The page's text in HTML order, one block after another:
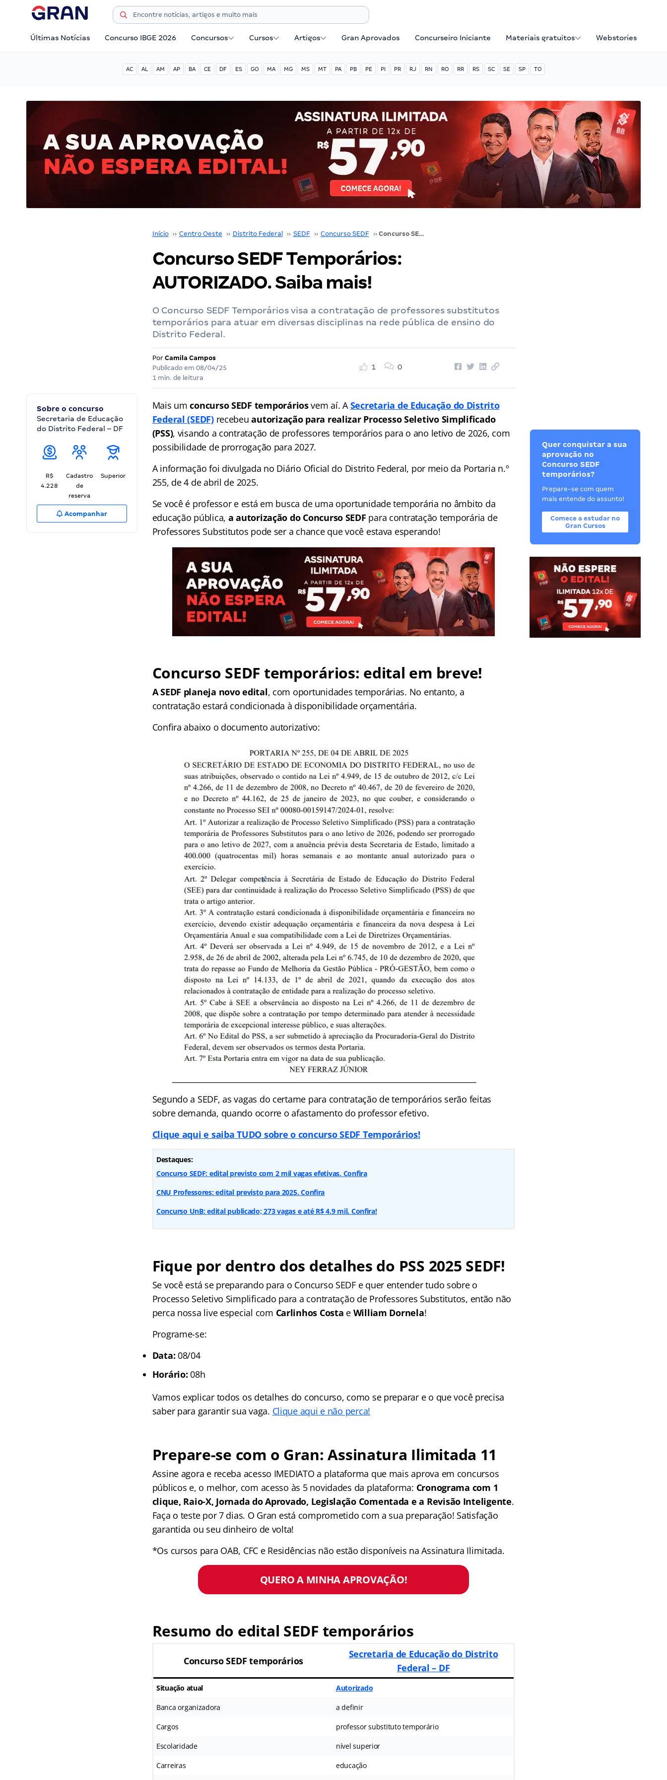
Últimas Notícias Concurso IBGE 2026 Concursos Cursos Artigos Gran Aprovados Concurseiro Iniciante Materiais gratuitos Webstories
AC AL AM AP BA CE DF ES GO MA MG MS MT PA PB PE PI PR RJ RN RO RR RS SC SE SP TO
Início ›› Centro Oeste ›› Distrito Federal ›› SEDF ›› Concurso SEDF ›› Concurso SEDF Temporários: AUTORIZADO. Saiba mais!
Concurso SEDF Temporários:
AUTORIZADO. Saiba mais!
O Concurso SEDF Temporários visa a contratação de professores substitutos
temporários para atuar em diversas disciplinas na rede pública de ensino do
Distrito Federal.
Por Camila Campos
Publicado em 08/04/25
1 min. de leitura
1 0
Sobre o concurso
Secretaria de Educação
do Distrito Federal – DF
R$
4.228
Cadastro
de
reserva
Superior
Acompanhar
Mais umconcurso SEDF temporáriosvem aí. ASecretaria de Educação do Distrito
Federal (SEDF)recebeu autorização para realizar Processo Seletivo Simplificado
(PSS), visando a contratação de professores temporários para o ano letivo de 2026, com
possibilidade de prorrogação para 2027.
A informação foi divulgada no Diário Oficial do Distrito Federal, por meio da Portaria n.º
255, de 4 de abril de 2025.
Se você é professor e está em busca de uma oportunidade temporária no âmbito da
educação pública, a autorização do Concurso SEDF para contratação temporária de
Professores Substitutos pode ser a chance que você estava esperando!
Concurso SEDF temporários: edital em breve!
A SEDF planeja novo edital, com oportunidades temporárias. No entanto, a
contratação estará condicionada à disponibilidade orçamentária.
Confira abaixo o documento autorizativo:
Segundo a SEDF, as vagas do certame para contratação de temporários serão feitas
sobre demanda, quando ocorre o afastamento do professor efetivo.
Clique aqui e saiba TUDO sobre o concurso SEDF Temporários!
Destaques:
Concurso SEDF: edital previsto com 2 mil vagas efetivas. Confira
CNU Professores: edital previsto para 2025. Confira
Concurso UnB: edital publicado; 273 vagas e até R$ 4.9 mil. Confira!
Fique por dentro dos detalhes do PSS 2025 SEDF!
Se você está se preparando para o Concurso SEDF e quer entender tudo sobre o
Processo Seletivo Simplificado para a contratação de Professores Substitutos, então não
perca nossa live especial com Carlinhos Costa e William Dornela!
Programe-se:
Data: 08/04
Horário: 08h
Vamos explicar todos os detalhes do concurso, como se preparar e o que você precisa
saber para garantir sua vaga. Clique aqui e não perca!
Prepare-se com o Gran: Assinatura Ilimitada 11
Assine agora e receba acesso IMEDIATO a plataforma que mais aprova em concursos
públicos e, o melhor, com acesso às 5 novidades da plataforma: Cronograma com 1
clique, Raio-X, Jornada do Aprovado, Legislação Comentada e a Revisão Inteligente.
Faça o teste por 7 dias. O Gran está comprometido com a sua preparação! Satisfação
garantida ou seu dinheiro de volta!
*Os cursos para OAB, CFC e Residências não estão disponíveis na Assinatura Ilimitada.
QUERO A MINHA APROVAÇÃO!
Resumo do edital SEDF temporários
Concurso SEDF temporários
Secretaria de Educação do Distrito
Federal – DF
Situação atual Autorizado
Banca organizadora a definir
Cargos professor substituto temporário
Escolaridade nível superior
Carreiras educação
Quer conquistar a sua
aprovação no
Concurso SEDF
temporários?
Prepare-se com quem
mais entende do assunto!
Comece a estudar no
Gran Cursos